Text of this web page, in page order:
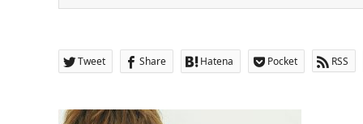
Tweet Share Hatena Pocket RSS